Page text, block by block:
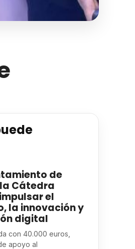
de
Cátedra
el
la innovación y
digital
con 40.000 euros,
apoyo al